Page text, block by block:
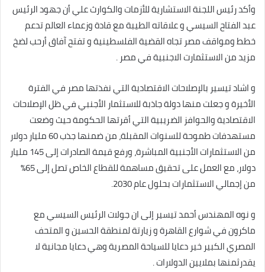
وأكد رئيس اللجنة الاستشارية للأزمات والكوارث علي أن جهود الرئيس
عبد الفتاح السيسي و علاقاته الطيبة مع قادة وزعماء العالم تدعم
خطط ومواقف مصر تجاه القضية الفلسطينية و تفتح آفاق أرحب لضخ
مزيد من الاستثمارت الاجنبية في مصر .
و اشاد تيسير بالإصلاحات الاقتصادية التي نفذتها مصر في الفترة
الأخيرة و جعلت منها دولة جاذبة للاستثمار الأجنبي في ظل الإصلاحات
الاقتصادية والحوافز الضريبية التي أقرتها الحكومة حيث وضعت
مستهدفات طموحة للسنوات المقبلة، من ضمنها جذب 60 مليار دولار
من الاستثمارات الأجنبية المباشرة، ورفع قيمة الصادرات إلى 145 مليار
دولار، مع العمل على تحقيق مساهمة للقطاع الخاص تصل إلى 65%
من إجمالي الاستثمارات بحلول عام 2030.
و نوه المهندس أحمد تيسير إلى ان جولات الرئيس السيسي مع
ماكرون في شوارع القاهرة و زيارتة لمنطقة الحسين و المتحف
المصري الكبير خير دعايا للسياحة المصرية وهي دعايا مجانية لا
يقدرثمنها بملايين الدولارات .